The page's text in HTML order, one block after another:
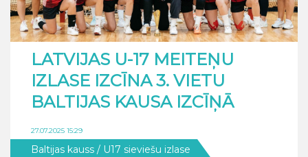
LATVIJAS U-17 MEITEŅU
IZLASE IZCĪNA 3. VIETU
BALTIJAS KAUSA IZCĪŅĀ
27.07.2025 15:29
Baltijas kauss / U17 sieviešu izlase